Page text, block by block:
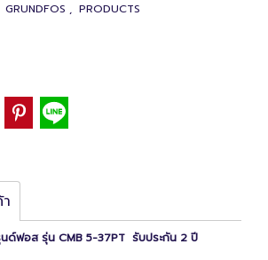
GRUNDFOS , PRODUCTS
นด์ฟอส รุ่น CMB 5-37PT รับประกัน 2 ปี